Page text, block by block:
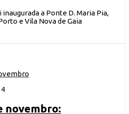
a Ponte D. Maria Pia,
e Vila Nova de Gaia
novembro: